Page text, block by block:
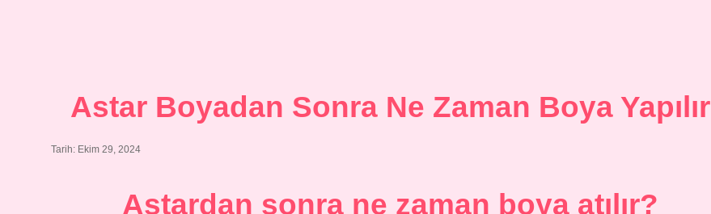
Astar Boyadan Sonra Ne Zaman Boya Yapılır
Tarih: Ekim 29, 2024
Astardan sonra ne zaman boya atılır?